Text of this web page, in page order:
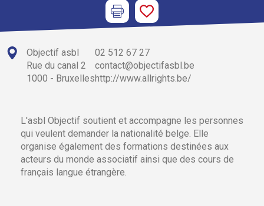
Objectif asbl
Rue du canal 2
1000 - Bruxelles
02 512 67 27
contact@objectifasbl.be
http://www.allrights.be/
L'asbl Objectif soutient et accompagne les personnes
qui veulent demander la nationalité belge. Elle
organise également des formations destinées aux
acteurs du monde associatif ainsi que des cours de
français langue étrangère.